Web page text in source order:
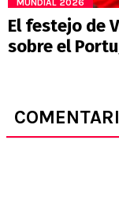
El festejo de
sobre el